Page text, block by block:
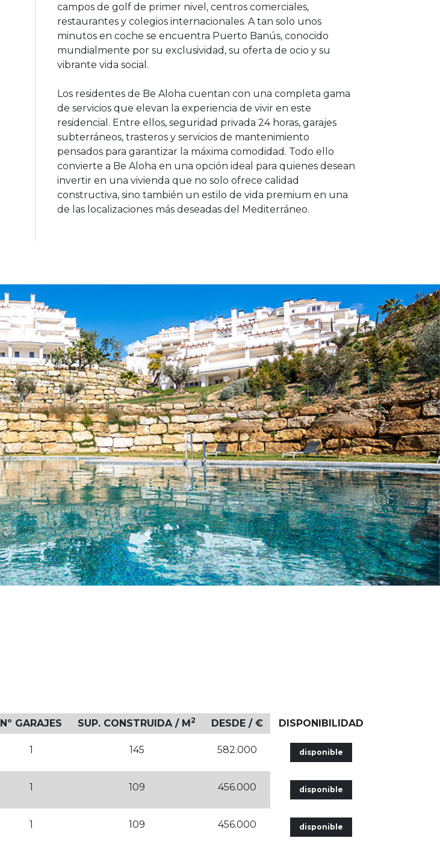
campos de golf de primer nivel, centros comerciales,
restaurantes y colegios internacionales. A tan solo unos
minutos en coche se encuentra Puerto Banús, conocido
mundialmente por su exclusividad, su oferta de ocio y su
vibrante vida social.
Los residentes de Be Aloha cuentan con una completa gama
de servicios que elevan la experiencia de vivir en este
residencial. Entre ellos, seguridad privada 24 horas, garajes
subterráneos, trasteros y servicios de mantenimiento
pensados para garantizar la máxima comodidad. Todo ello
convierte a Be Aloha en una opción ideal para quienes desean
invertir en una vivienda que no solo ofrece calidad
constructiva, sino también un estilo de vida premium en una
de las localizaciones más deseadas del Mediterráneo.
Nº GARAJES SUP. CONSTRUIDA / M2 DESDE / € DISPONIBILIDAD
1 145 582.000 disponible
1 109 456.000 disponible
1 109 456.000 disponible